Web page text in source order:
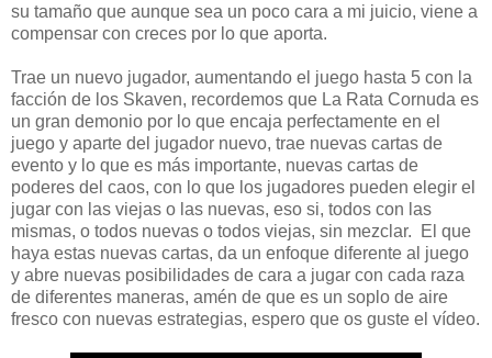
su tamaño que aunque sea un poco cara a mi juicio, viene a
compensar con creces por lo que aporta.
Trae un nuevo jugador, aumentando el juego hasta 5 con la
facción de los Skaven, recordemos que La Rata Cornuda es
un gran demonio por lo que encaja perfectamente en el
juego y aparte del jugador nuevo, trae nuevas cartas de
evento y lo que es más importante, nuevas cartas de
poderes del caos, con lo que los jugadores pueden elegir el
jugar con las viejas o las nuevas, eso si, todos con las
mismas, o todos nuevas o todos viejas, sin mezclar. El que
haya estas nuevas cartas, da un enfoque diferente al juego
y abre nuevas posibilidades de cara a jugar con cada raza
de diferentes maneras, amén de que es un soplo de aire
fresco con nuevas estrategias, espero que os guste el vídeo.